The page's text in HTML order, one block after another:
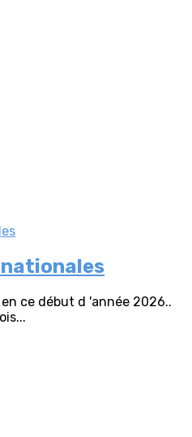
ce début d 'année 2026..